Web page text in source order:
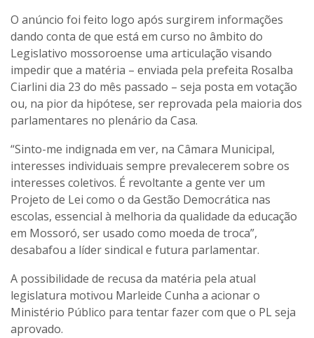
O anúncio foi feito logo após surgirem informações
dando conta de que está em curso no âmbito do
Legislativo mossoroense uma articulação visando
impedir que a matéria – enviada pela prefeita Rosalba
Ciarlini dia 23 do mês passado – seja posta em votação
ou, na pior da hipótese, ser reprovada pela maioria dos
parlamentares no plenário da Casa.
“Sinto-me indignada em ver, na Câmara Municipal,
interesses individuais sempre prevalecerem sobre os
interesses coletivos. É revoltante a gente ver um
Projeto de Lei como o da Gestão Democrática nas
escolas, essencial à melhoria da qualidade da educação
em Mossoró, ser usado como moeda de troca”,
desabafou a líder sindical e futura parlamentar.
A possibilidade de recusa da matéria pela atual
legislatura motivou Marleide Cunha a acionar o
Ministério Público para tentar fazer com que o PL seja
aprovado.